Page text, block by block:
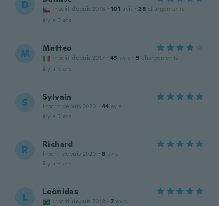
D Inscrit depuis 2018 · 101 avis · 28 chargements
il y a 5 ans
M Matteo
Inscrit depuis 2017 · 43 avis · 5 chargements
il y a 5 ans
S Sylvain
Inscrit depuis 2020 · 44 avis
il y a 5 ans
R Richard
Inscrit depuis 2020 · 8 avis
il y a 5 ans
L Leônidas
Inscrit depuis 2019 · 7 avis